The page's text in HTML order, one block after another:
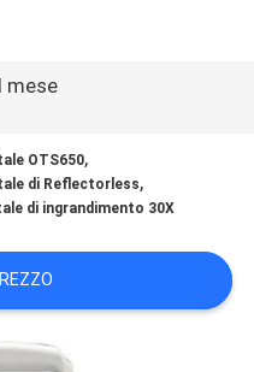
mese
OTS650,
di Reflectorless,
di ingrandimento 30X